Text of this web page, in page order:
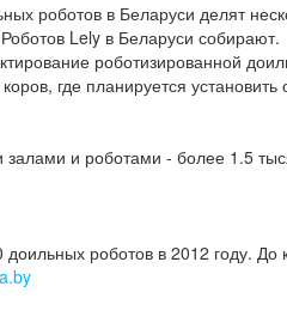
роботов в Беларуси делят
Lely в Беларуси собирают.
роботизированной
где планируется
и роботами - более 1.5
роботов в 2012 году.